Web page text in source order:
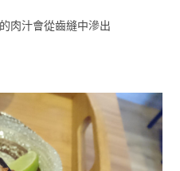
肉汁會從齒縫中滲出